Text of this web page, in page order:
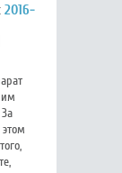
2016-
им